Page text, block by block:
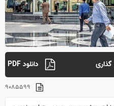
دانلود PDF
۹۰۸۵۵۹۹